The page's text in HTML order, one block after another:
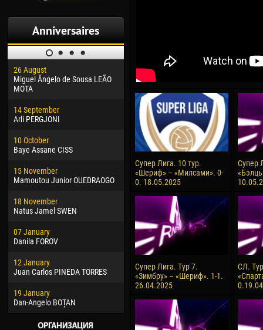
Anniversaires
26 August
Miguel Ângelo de Sousa LEÃO
MOTA
14 September
Arli PERGJONI
10 October
Baye Assane CISS
15 November
Mamoutou Junior OUEDRAOGO
18 November
Natus Jamel SWEN
07 January
Danila FOROV
12 January
Juan Carlos PINEDA TORRES
19 January
Dan-Angelo BOȚAN
30 January
Dhoraso Moreo KLAS
24 February
Vladislav COSTIN
02 March
Veaceslav COZMA
09 March
Emmanuel AFETSE
Jayder Moreno ASPRILLA
22 March
Samba KONÉ
26 March
Vitor Hugo Morais de OLIVEIRA
28 March
04
13
15
24
10
15
Ivan
17
Супер Лига. 10 тур.
«Шериф» – «Милсами». 0-
0. 18.05.2025
Супер
Супер Лига. Тур 7.
«Зимбру» – «Шериф». 1-1.
26.04.2025
СЛ.